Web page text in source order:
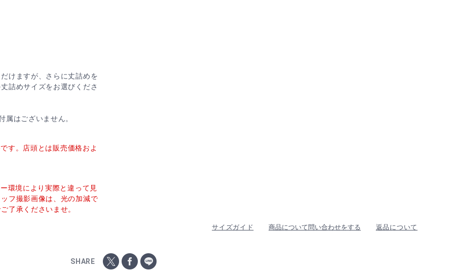
けますが、さらに丈詰めを
詰めサイズをお選びくださ
属はございません。
す。店頭とは販売価格およ
環境により実際と違って見
フ撮影画像は、光の加減で
了承くださいませ。
サイズガイド 商品について問い合わせをする 返品について
SHARE